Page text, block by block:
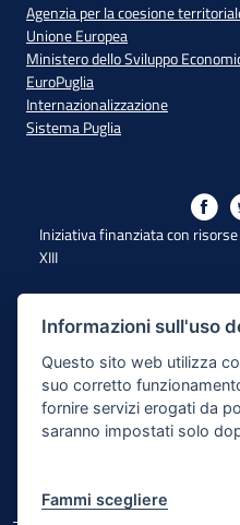
Agenzia per la coesione
Unione Europea
Ministero dello Sviluppo
EuroPuglia
Internazionalizzazione
Sistema Puglia
Iniziativa finanziata con
XIII
Dichiarazione di Accessibilità
Note Legali
Cookie e Privacy
Mappa del sito
Informazioni sull'uso
Questo sito web utilizza
suo corretto
fornire servizi erogati da
saranno impostati solo
Fammi scegliere